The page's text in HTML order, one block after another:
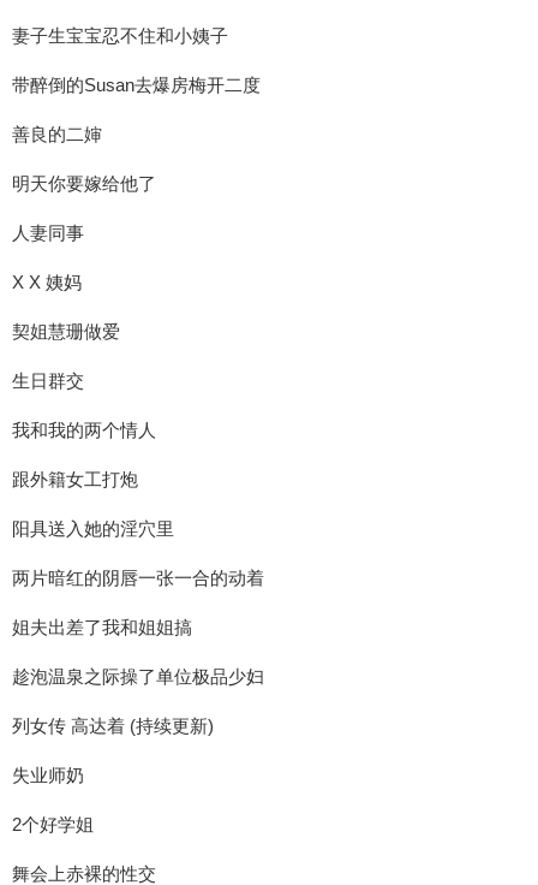
妻子生宝宝忍不住和小姨子
带醉倒的Susan去爆房梅开二度
善良的二婶
明天你要嫁给他了
人妻同事
X X 姨妈
契姐慧珊做爱
生日群交
我和我的两个情人
跟外籍女工打炮
阳具送入她的淫穴里
两片暗红的阴唇一张一合的动着
姐夫出差了我和姐姐搞
趁泡温泉之际操了单位极品少妇
列女传 高达着 (持续更新)
失业师奶
2个好学姐
舞会上赤裸的性交